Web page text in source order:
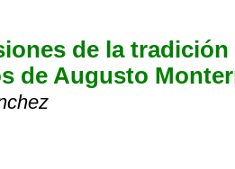
de la
de Augusto